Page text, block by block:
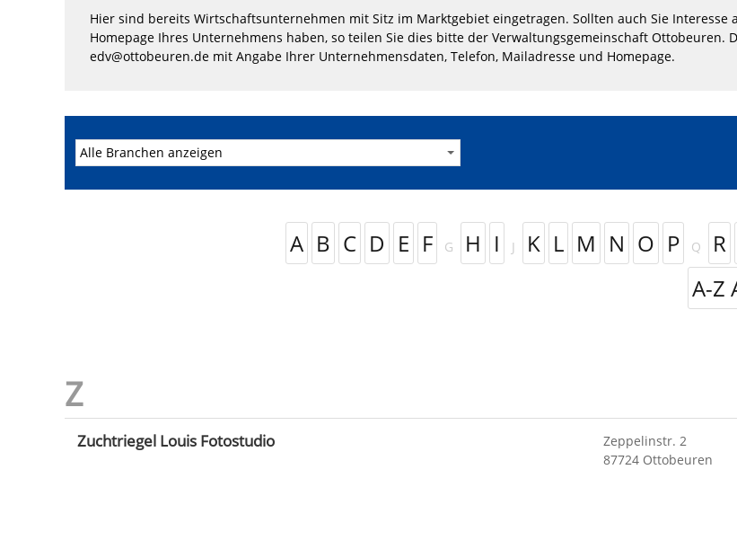
Hier sind bereits Wirtschaftsunternehmen mit Sitz im Marktgebiet eingetragen. Sollten auch Sie
Homepage Ihres Unternehmens haben, so teilen Sie dies bitte der Verwaltungsgemeinschaft Ottobeuren.
edv@ottobeuren.de mit Angabe Ihrer Unternehmensdaten, Telefon, Mailadresse und Homepage.
A B C D E F G H I J K L M N O P Q R
A-Z
Zuchtriegel Louis Fotostudio
Zeppelinstr. 2
87724 Ottobeuren